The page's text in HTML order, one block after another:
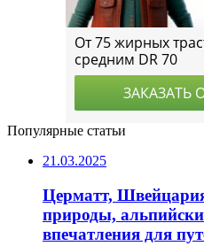
Популярные статьи
21.03.2025
Церматт,
природы,
впечатления для